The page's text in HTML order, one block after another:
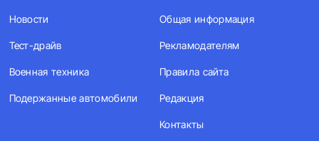
Новости
Тест-драйв
Военная техника
Подержанные автомобили
Общая информация
Рекламодателям
Правила сайта
Редакция
Контакты